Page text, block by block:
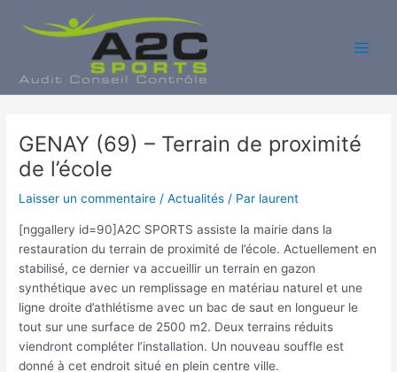
GENAY (69) – Terrain de proximité
de l’école
Laisser un commentaire /Actualités / Par laurent
[nggallery id=90]A2C SPORTS assiste la mairie dans la
restauration du terrain de proximité de l’école. Actuellement en
stabilisé, ce dernier va accueillir un terrain en gazon
synthétique avec un remplissage en matériau naturel et une
ligne droite d’athlétisme avec un bac de saut en longueur le
tout sur une surface de 2500 m2. Deux terrains réduits
viendront compléter l’installation. Un nouveau souffle est
donné à cet endroit situé en plein centre ville.